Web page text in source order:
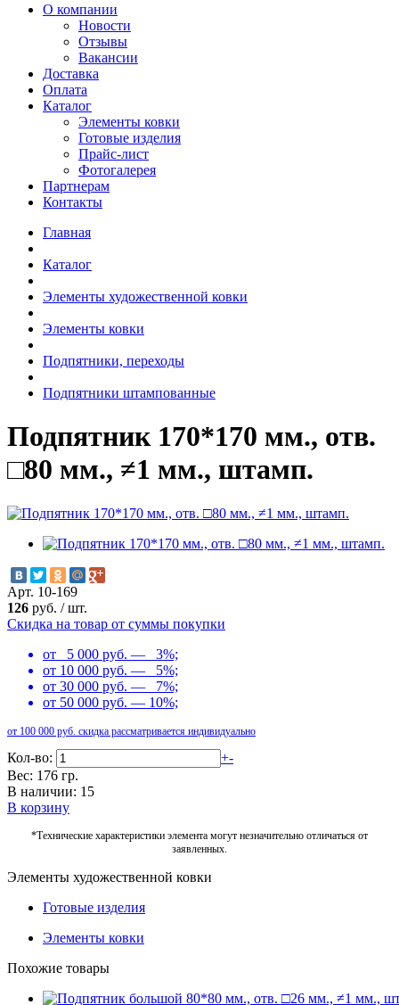
О компании
Новости
Отзывы
Вакансии
Доставка
Оплата
Каталог
Элементы ковки
Готовые изделия
Прайс-лист
Фотогалерея
Партнерам
Контакты
Главная
Каталог
Элементы художественной ковки
Элементы ковки
Подпятники, переходы
Подпятники штампованные
Подпятник 170*170 мм., отв.
□80 мм., ≠1 мм., штамп.
Арт. 10-169
126 руб. /шт.
Скидка на товар от суммы покупки
от 5 000 руб. — 3%;
от 10 000 руб. — 5%;
от 30 000 руб. — 7%;
от 50 000 руб. — 10%;
от 100 000 руб. скидка рассматривается индивидуально
Кол-во: +-
Вес: 176 гр.
В наличии: 15
В корзину
*Технические характеристики элемента могут незначительно отличаться от
заявленных.
Элементы художественной ковки
Готовые изделия
Элементы ковки
Похожие товары